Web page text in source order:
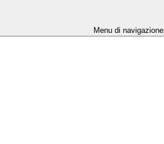
Menu di navigazione